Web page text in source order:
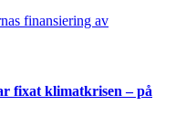
finansiering av
fixat klimatkrisen – på